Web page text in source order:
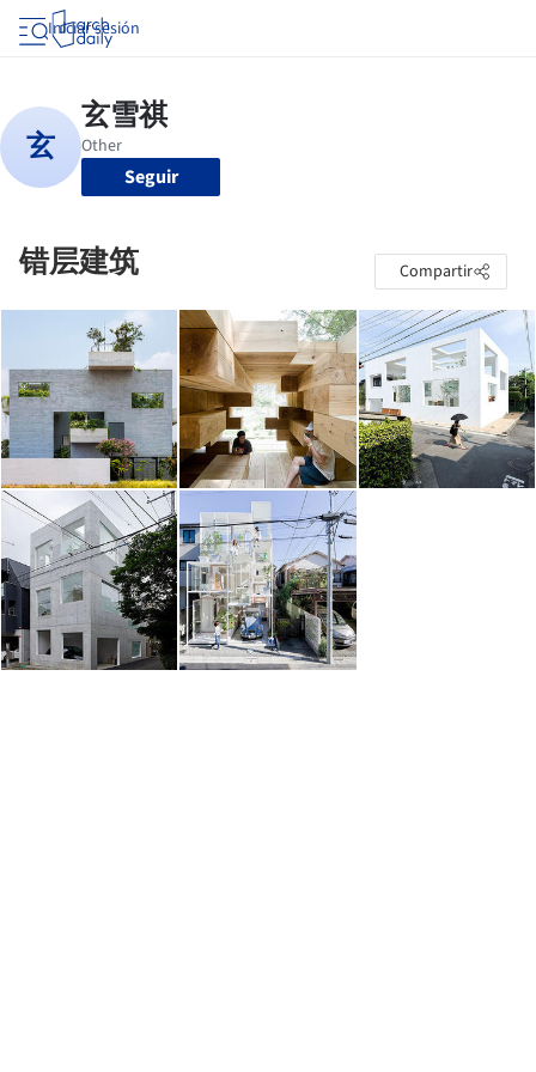
Iniciar sesión
Seguir
错层建筑 Compartir